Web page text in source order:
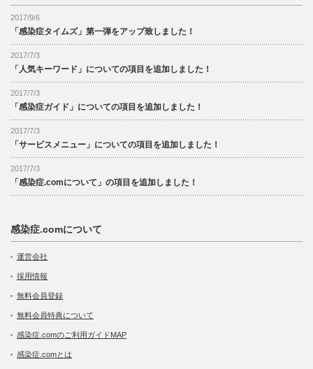
2017/9/6
「感染症タイムズ」第一弾をアップ致しました！
2017/7/3
「人気キーワード」についての項目を追加しました！
2017/7/3
「感染症ガイド」についての項目を追加しました！
2017/7/3
「サービスメニュー」についての項目を追加しました！
2017/7/3
「感染症.comについて」の項目を追加しました！
感染症.comについて
運営会社
採用情報
無料会員登録
無料会員特典について
感染症.comのご利用ガイドMAP
感染症.comとは